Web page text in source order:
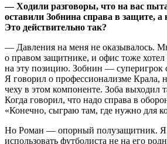
— Ходили разговоры, что на вас
оставили Зобнина справа в защите,
Это действительно так?
— Давления на меня не оказывалось.
о правом защитнике, и офис тоже
на эту позицию. Зобнин — суперигрок
Я говорил о профессионализме Крала,
чеху в этом компоненте. Зоба выходил
Когда говорил, что надо справа в
«Конечно, сыграю там, где нужно для
Но Роман — опорный полузащитник. Я
использовать футболиста не на его